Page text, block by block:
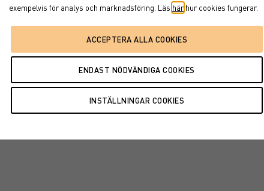
exempelvis för analys och marknadsföring. Läs här hur cookies fungerar.